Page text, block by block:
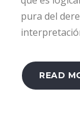
pura del
READ